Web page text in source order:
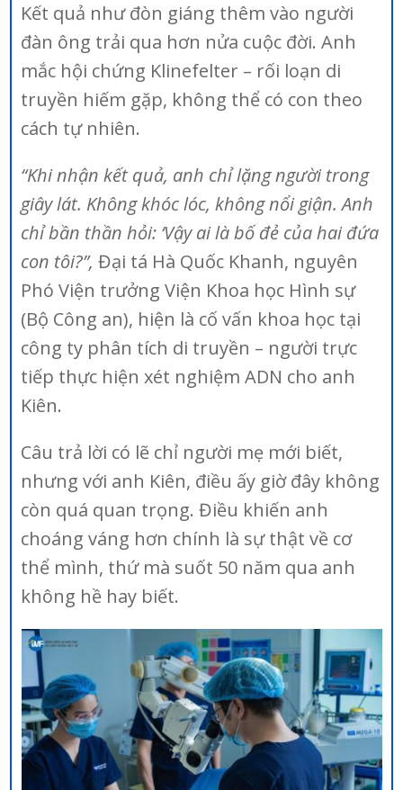
Kết quả như đòn giáng thêm vào người
đàn ông trải qua hơn nửa cuộc đời. Anh
mắc hội chứng Klinefelter – rối loạn di
truyền hiếm gặp, không thể có con theo
cách tự nhiên.
“Khi nhận kết quả, anh chỉ lặng người trong
giây lát. Không khóc lóc, không nổi giận. Anh
chỉ bần thần hỏi: ‘Vậy ai là bố đẻ của hai đứa
con tôi?”,Đại tá Hà Quốc Khanh, nguyên
Phó Viện trưởng Viện Khoa học Hình sự
(Bộ Công an), hiện là cố vấn khoa học tại
công ty phân tích di truyền – người trực
tiếp thực hiện xét nghiệm ADN cho anh
Kiên.
Câu trả lời có lẽ chỉ người mẹ mới biết,
nhưng với anh Kiên, điều ấy giờ đây không
còn quá quan trọng. Điều khiến anh
choáng váng hơn chính là sự thật về cơ
thể mình, thứ mà suốt 50 năm qua anh
không hề hay biết.